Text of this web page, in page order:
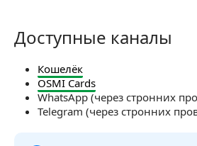
Доступные каналы
Доступные каналы
Кошелёк
OSMI Cards
WhatsApp (через стронних
Telegram (через стронних